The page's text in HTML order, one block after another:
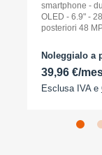
smartphone -
OLED - 6.9" -
posteriori 48
Noleggialo a
39,96 €/
Esclusa IVA e